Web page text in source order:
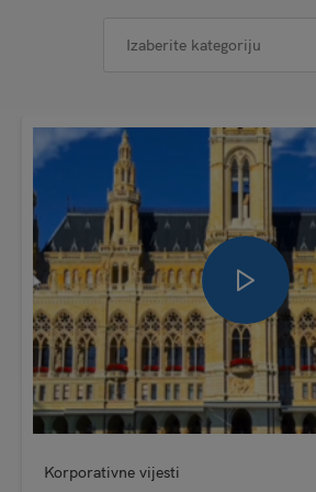
Korporativne vijesti